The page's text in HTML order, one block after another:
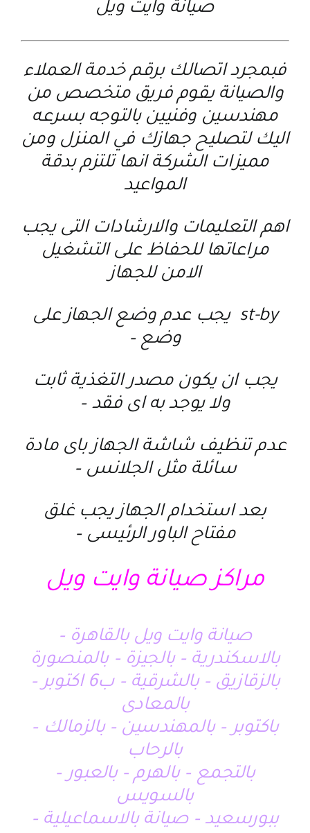
صيانة وايت ويل
فبمجرد اتصالك برقم خدمة العملاء
والصيانة يقوم فريق متخصص من
مهندسين وفنيين بالتوجه بسرعه
اليك لتصليح جهازك في المنزل ومن
مميزات الشركة انها تلتزم بدقة
المواعيد
اهم التعليمات والارشادات التى يجب
مراعاتها للحفاظ على التشغيل
الامن للجهاز
st-by يجب عدم وضع الجهاز على
وضع –
يجب ان يكون مصدر التغذية ثابت
ولا يوجد به اى فقد –
عدم تنظيف شاشة الجهاز باى مادة
سائلة مثل الجلانس –
بعد استخدام الجهاز يجب غلق
مفتاح الباور الرئيسى –
مراكز صيانة وايت ويل
صيانة وايت ويل بالقاهرة –
بالاسكندرية – بالجيزة – بالمنصورة
بالزقازيق – بالشرقية – ب6 اكتوبر –
بالمعادى
باكتوبر – بالمهندسين – بالزمالك –
بالرحاب
بالتجمع – بالهرم – بالعبور –
بالسويس
ببورسعيد – صيانة بالاسماعيلية –